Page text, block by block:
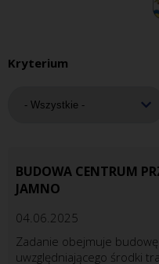
Kryterium
BUDOWA CENTRUM
JAMNO
04.06.2025
Zadanie obejmuje
uwzględniającego środki